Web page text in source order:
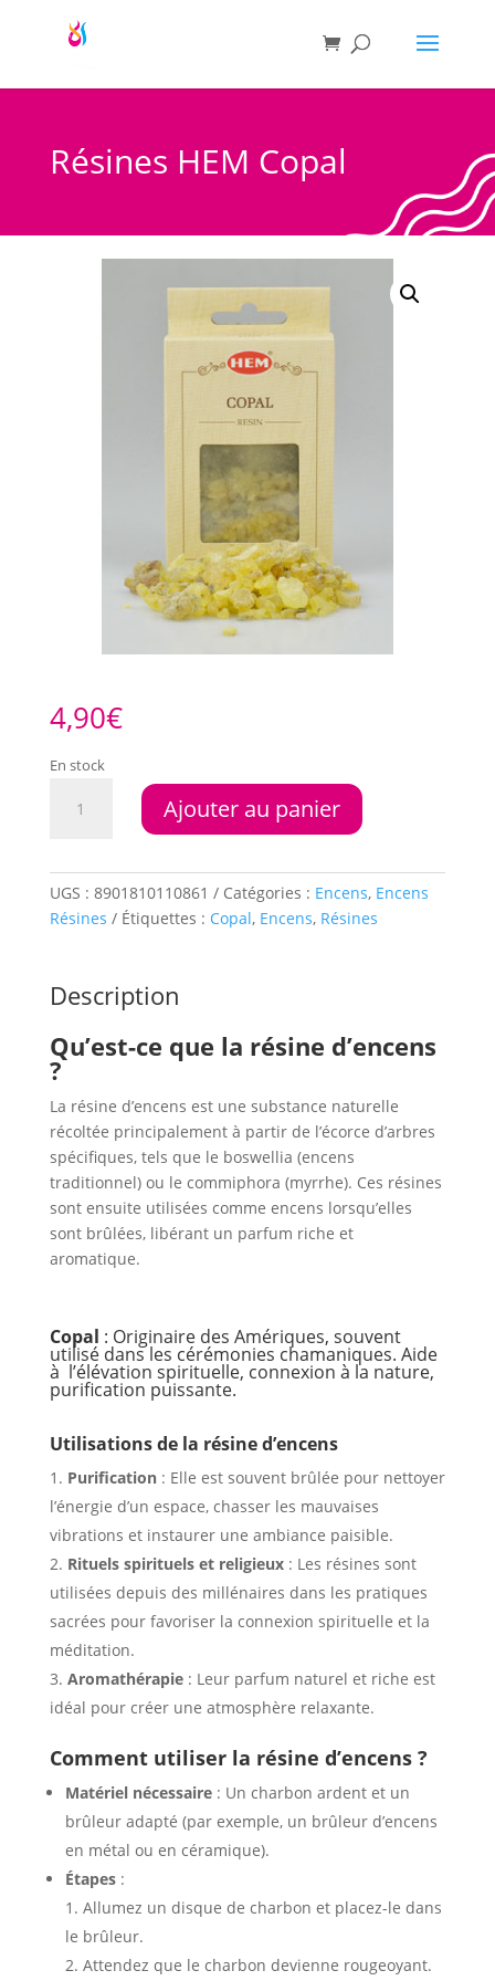
Résines HEM Copal
4,90€
En stock
Ajouter au panier
UGS : 8901810110861 Catégories : Encens, Encens
Résines
Étiquettes : Copal, Encens, Résines
Description
Qu’est-ce que la résine d’encens
?
La résine d’encens est une substance naturelle
récoltée principalement à partir de l’écorce d’arbres
spécifiques, tels que le boswellia (encens
traditionnel) ou le commiphora (myrrhe). Ces résines
sont ensuite utilisées comme encens lorsqu’elles
sont brûlées, libérant un parfum riche et
aromatique.
Copal : Originaire des Amériques, souvent
utilisé dans les cérémonies chamaniques. Aide
à l’élévation spirituelle, connexion à la nature,
purification puissante.
Utilisations de la résine d’encens
Purification: Elle est souvent brûlée pour nettoyer
l’énergie d’un espace, chasser les mauvaises
vibrations et instaurer une ambiance paisible.
Rituels spirituels et religieux: Les résines sont
utilisées depuis des millénaires dans les pratiques
sacrées pour favoriser la connexion spirituelle et la
méditation.
Aromathérapie: Leur parfum naturel et riche est
idéal pour créer une atmosphère relaxante.
Comment utiliser la résine d’encens ?
Matériel nécessaire: Un charbon ardent et un
brûleur adapté (par exemple, un brûleur d’encens
en métal ou en céramique).
Étapes:
Allumez un disque de charbon et placez-le dans
le brûleur.
Attendez que le charbon devienne rougeoyant.